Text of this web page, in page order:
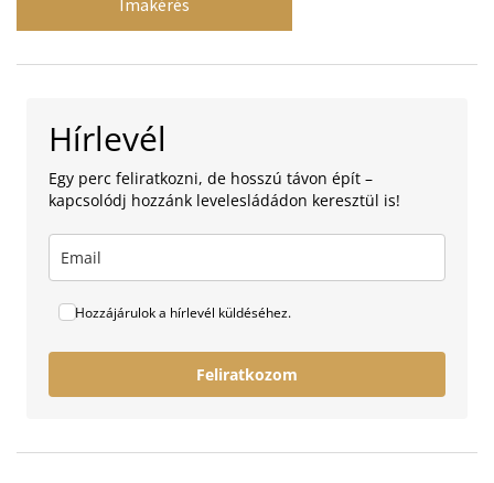
Imakérés
Hírlevél
Egy perc feliratkozni, de hosszú távon épít –
kapcsolódj hozzánk levelesládádon keresztül is!
Hozzájárulok a hírlevél küldéséhez.
Feliratkozom